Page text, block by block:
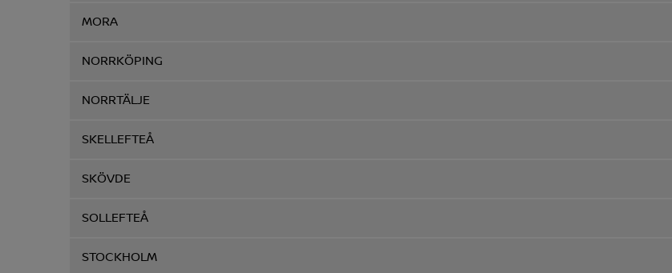
MORA
NORRKÖPING
NORRTÄLJE
SKELLEFTEÅ
SKÖVDE
SOLLEFTEÅ
STOCKHOLM